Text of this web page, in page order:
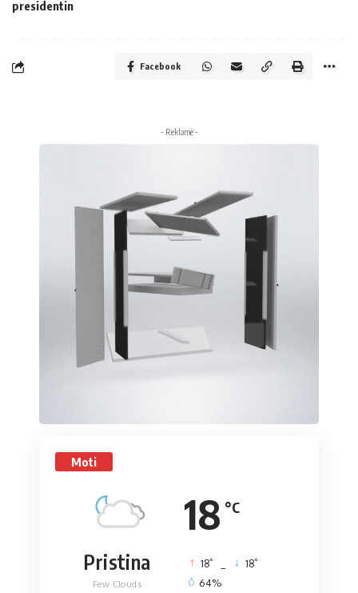
presidentin
Facebook
- Reklamë -
Moti
18 °C
Pristina
Few Clouds
18° 18°
64%